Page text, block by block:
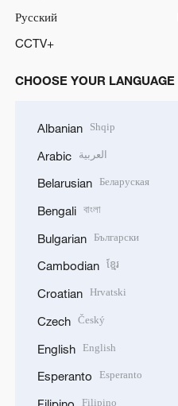
Русский
CCTV+
CHOOSE YOUR LANGUAGE
Albanian Shqip
Arabic العربية
Belarusian Беларуская
Bengali বাংলা
Bulgarian Български
Cambodian ខ្មែរ
Croatian Hrvatski
Czech Český
English English
Esperanto Esperanto
Filipino